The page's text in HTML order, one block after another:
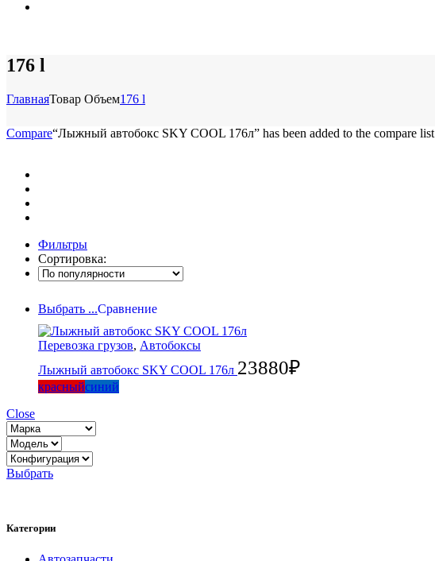
176 l
ГлавнаяТовар Объем176 l
Compare“Лыжный автобокс SKY COOL 176л” has been added to the compare list
Фильтры
Сортировка:
Выбрать ...Сравнение
Перевозка грузов, Автобоксы
Лыжный автобокс SKY COOL 176л 23880₽
красныйсиний
Close
Выбрать
Категории